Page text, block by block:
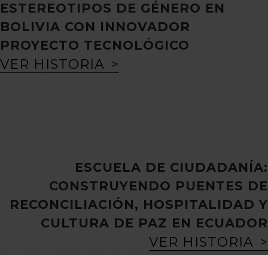
ESTEREOTIPOS DE GÉNERO EN
BOLIVIA CON INNOVADOR
PROYECTO TECNOLÓGICO
VER HISTORIA
ESCUELA DE CIUDADANÍA:
CONSTRUYENDO PUENTES DE
RECONCILIACIÓN, HOSPITALIDAD Y
CULTURA DE PAZ EN ECUADOR
VER HISTORIA